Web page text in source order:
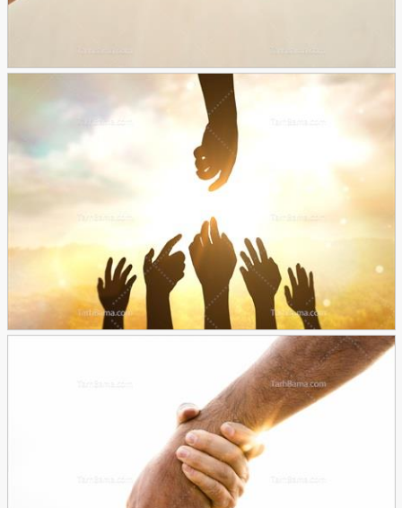
تصویر مفهومی کمک کردن
30
تصویر با کیفیت دست های منتظر کمک